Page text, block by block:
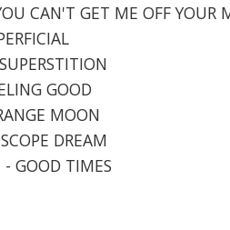
CAN'T GET ME OFF YOUR
GOOD
MOON
DREAM
GOOD TIMES